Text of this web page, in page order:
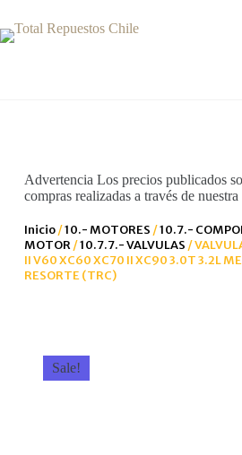
Advertencia Los precios publicados
compras realizadas a través de
Inicio/10.- MOTORES /10.7.-
MOTOR/10.7.7.- VALVULAS /
II V60 XC60 XC70 II XC90 3.0T 3.2L
RESORTE (TRC)
Sale!